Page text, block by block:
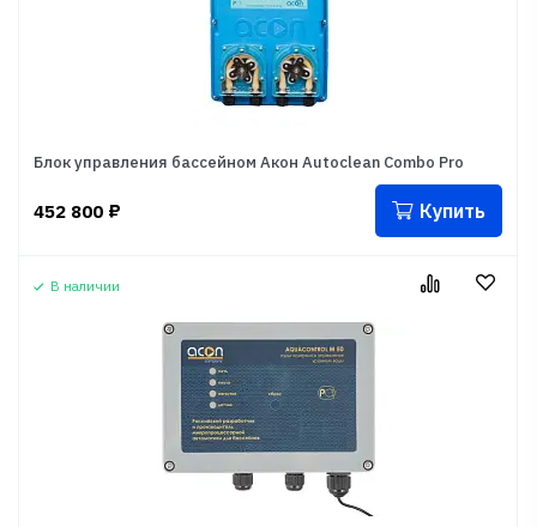
Блок управления бассейном Акон Autoclean Combo Pro
452 800 ₽ Купить
В наличии